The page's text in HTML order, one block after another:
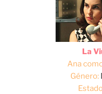
La
Ana
Género: